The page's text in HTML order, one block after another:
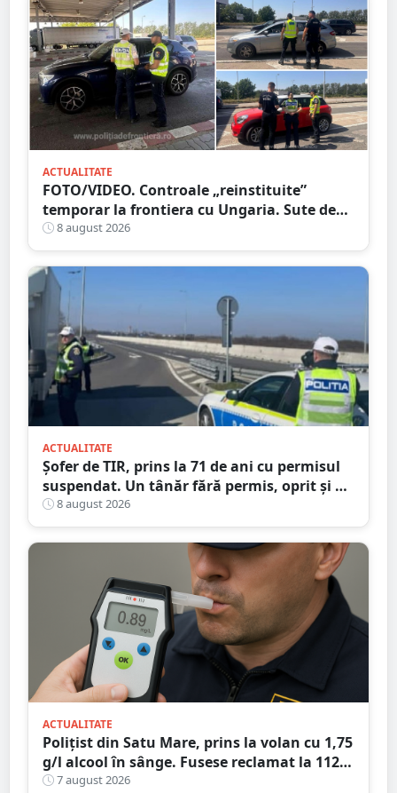
ACTUALITATE
FOTO/VIDEO. Controale „reinstituite”
temporar la frontiera cu Ungaria. Sute de
persoane și mașini, verificate în județul
Satu Mare
8 august 2026
ACTUALITATE
Șofer de TIR, prins la 71 de ani cu permisul
suspendat. Un tânăr fără permis, oprit și el
la Petea
8 august 2026
ACTUALITATE
Polițist din Satu Mare, prins la volan cu 1,75
g/l alcool în sânge. Fusese reclamat la 112
că circula pe contrasens
7 august 2026